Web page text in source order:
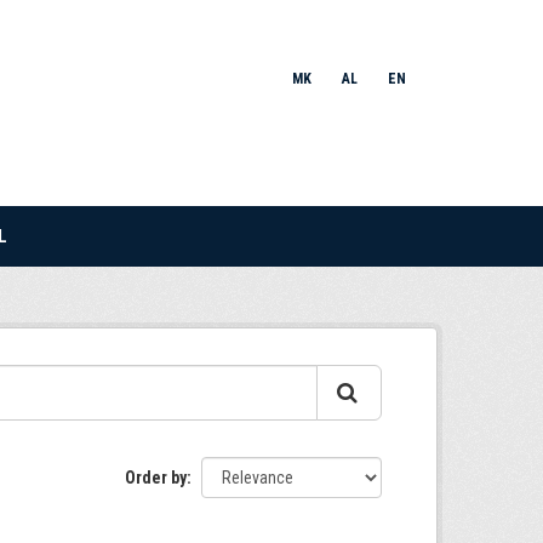
MK AL EN
Order by